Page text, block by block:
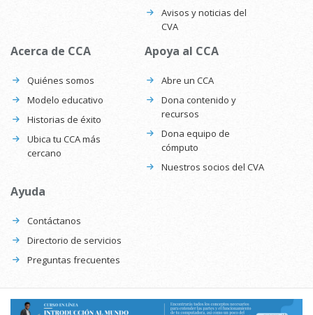
Avisos y noticias del
CVA
Acerca de CCA
Quiénes somos
Modelo educativo
Historias de éxito
Ubica tu CCA más
cercano
Apoya al CCA
Abre un CCA
Dona contenido y
recursos
Dona equipo de
cómputo
Nuestros socios del CVA
Ayuda
Contáctanos
Directorio de servicios
Preguntas frecuentes